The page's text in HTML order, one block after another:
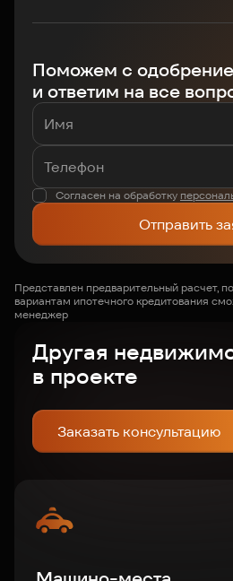
Поможем с
и ответим на все
Согласен на обработку
Отправить
Представлен предварительный расчет,
вариантам ипотечного кредитования
менеджер
Другая
в проекте
Заказать консультацию